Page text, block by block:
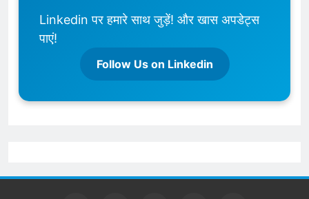
Linkedin पर हमारे साथ जुड़ें! और खास अपडेट्स
पाएं!
Follow Us on Linkedin